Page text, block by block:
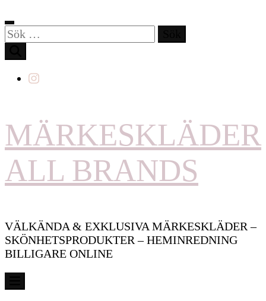
Sök
efter:
MÄRKESKLÄDER
ALL BRANDS
VÄLKÄNDA & EXKLUSIVA MÄRKESKLÄDER –
SKÖNHETSPRODUKTER – HEMINREDNING
BILLIGARE ONLINE